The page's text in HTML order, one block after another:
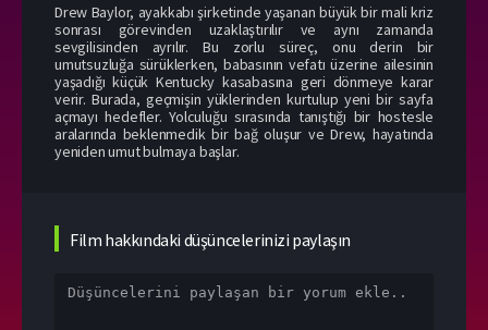
Drew Baylor, ayakkabı şirketinde yaşanan büyük bir mali kriz
sonrası görevinden uzaklaştırılır ve aynı zamanda
sevgilisinden ayrılır. Bu zorlu süreç, onu derin bir
umutsuzluğa sürüklerken, babasının vefatı üzerine ailesinin
yaşadığı küçük Kentucky kasabasına geri dönmeye karar
verir. Burada, geçmişin yüklerinden kurtulup yeni bir sayfa
açmayı hedefler. Yolculuğu sırasında tanıştığı bir hostesle
aralarında beklenmedik bir bağ oluşur ve Drew, hayatında
yeniden umut bulmaya başlar.
Film hakkındaki düşüncelerinizi paylaşın